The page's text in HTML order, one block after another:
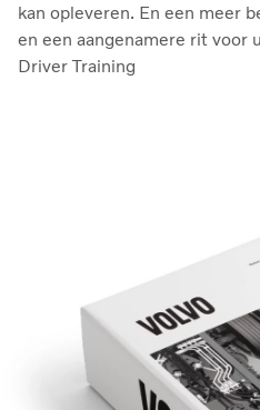
kan opleveren. En een meer
en een aangenamere rit voor
Driver Training